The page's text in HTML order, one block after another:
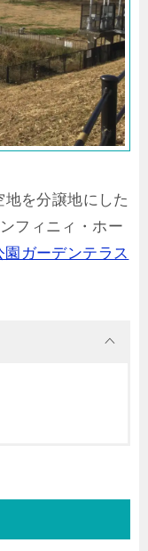
を分譲地にした
フィニィ・ホー
園ガーデンテラス